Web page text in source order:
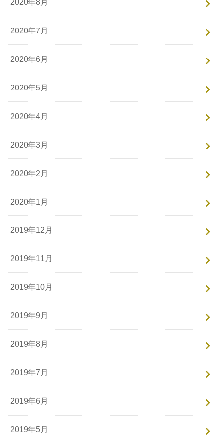
2020年8月
2020年7月
2020年6月
2020年5月
2020年4月
2020年3月
2020年2月
2020年1月
2019年12月
2019年11月
2019年10月
2019年9月
2019年8月
2019年7月
2019年6月
2019年5月